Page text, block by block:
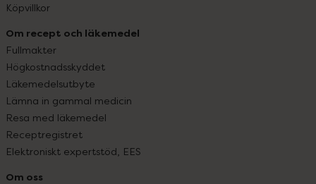
Köpvillkor
Om recept och läkemedel
Fullmakter
Högkostnadsskyddet
Läkemedelsutbyte
Lämna in gammal medicin
Resa med läkemedel
Receptregistret
Elektroniskt expertstöd, EES
Om oss